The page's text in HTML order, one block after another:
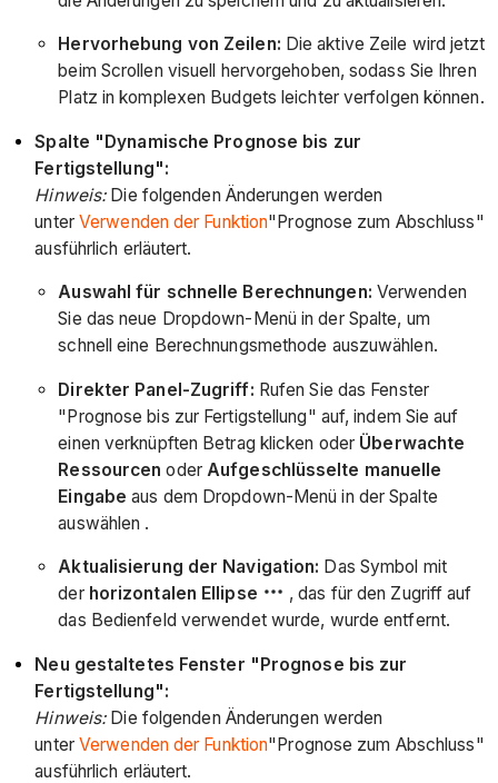
Hervorhebung von Zeilen: Die aktive Zeile wird jetzt
beim Scrollen visuell hervorgehoben, sodass Sie Ihren
Platz in komplexen Budgets leichter verfolgen können.
Spalte "Dynamische Prognose bis zur
Fertigstellung":
Hinweis:Die folgenden Änderungen werden
unter Verwenden der Funktion"Prognose zum Abschluss"
ausführlich erläutert.
Auswahl für schnelle Berechnungen: Verwenden
Sie das neue Dropdown-Menü in der Spalte, um
schnell eine Berechnungsmethode auszuwählen.
Direkter Panel-Zugriff: Rufen Sie das Fenster
"Prognose bis zur Fertigstellung" auf, indem Sie auf
einen verknüpften Betrag klicken oder Überwachte
Ressourcen oder Aufgeschlüsselte manuelle
Eingabe aus dem Dropdown-Menü in der Spalte
auswählen .
Aktualisierung der Navigation: Das Symbol mit
der horizontalen Ellipse
, das für den Zugriff auf
das Bedienfeld verwendet wurde, wurde entfernt.
Neu gestaltetes Fenster "Prognose bis zur
Fertigstellung":
Hinweis:Die folgenden Änderungen werden
unter Verwenden der Funktion"Prognose zum Abschluss"
ausführlich erläutert.